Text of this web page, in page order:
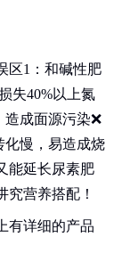
区1：和碱性肥
失40%以上氮
成面源污染❌
慢，易造成烧
能延长尿素肥
营养搭配！
有详细的产品